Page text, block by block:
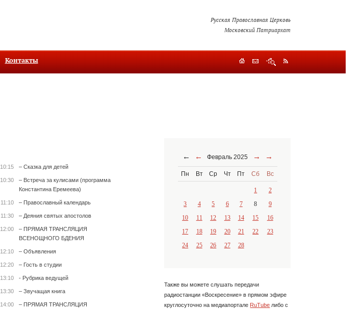
Русская Православная Церковь
Московский Патриархат
Контакты
10:15 – Сказка для детей
10:30
– Встреча за кулисами (программа
Константина Еремеева)
11:10 – Православный календарь
11:30 – Деяния святых апостолов
12:00
– ПРЯМАЯ ТРАНСЛЯЦИЯ
ВСЕНОЩНОГО БДЕНИЯ
12:10 – Объявления
12:20 – Гость в студии
13:10 - Рубрика ведущей
13:30 – Звучащая книга
14:00
– ПРЯМАЯ ТРАНСЛЯЦИЯ
← ← Февраль 2025 → →
Пн Вт Ср Чт Пт Сб Вс
1
2
3
4 5 6 7 8
9
10
11 12 13 14 15
16
17
18 19 20 21 22
23
24
25 26 27 28
Также вы можете слушать передачи
радиостанции «Воскресение» в прямом эфире
круглосуточно на медиапортале RuTube либо с